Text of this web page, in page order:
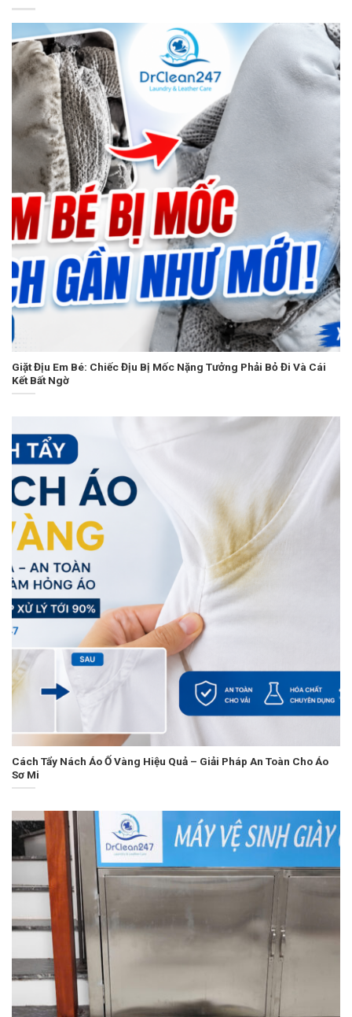
Giặt Địu Em Bé: Chiếc Địu Bị Mốc Nặng Tưởng Phải Bỏ Đi Và Cái
Kết Bất Ngờ
Cách Tẩy Nách Áo Ố Vàng Hiệu Quả – Giải Pháp An Toàn Cho Áo
Sơ Mi